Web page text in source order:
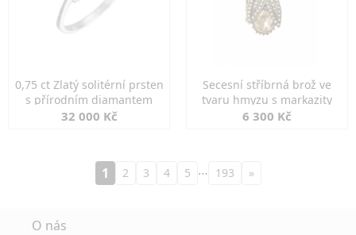
0,75 ct Zlatý solitérní prsten
s přírodním diamantem
32 000 Kč
Secesní stříbrná brož ve
tvaru hmyzu s markazity
6 300 Kč
1 2 3 4 5 … 193 »
O nás